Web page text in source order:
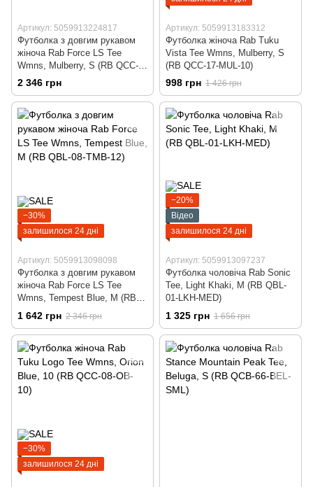
Артикул: 5059913224817
Футболка з довгим рукавом
жіноча Rab Force LS Tee
Wmns, Mulberry, S (RB QCC-
23-MUL-10)
2 346 грн
Артикул: 5059913183312
Футболка жіноча Rab Tuku
Vista Tee Wmns, Mulberry, S
(RB QCC-17-MUL-10)
998 грн 1 426 грн
−30%
залишилося 24 дні
Артикул: 5059913098098
Футболка з довгим рукавом
жіноча Rab Force LS Tee
Wmns, Tempest Blue, M (RB
QBL-08-TMB-12)
1 642 грн 2 346 грн
−20%
Відео
залишилося 24 дні
Артикул: 5059913097237
Футболка чоловіча Rab Sonic
Tee, Light Khaki, M (RB QBL-
01-LKH-MED)
1 325 грн 1 656 грн
−30%
залишилося 24 дні